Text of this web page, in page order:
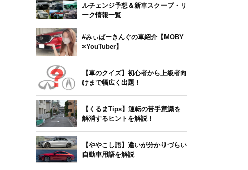
ルチェンジ予想＆新車スクープ・リ
ーク情報一覧
#みぃぱーきんぐの車紹介【MOBY
×YouTuber】
【車のクイズ】初心者から上級者向
けまで幅広く出題！
【くるまTips】運転の苦手意識を
解消するヒントを解説！
【ややこし語】違いが分かりづらい
自動車用語を解説